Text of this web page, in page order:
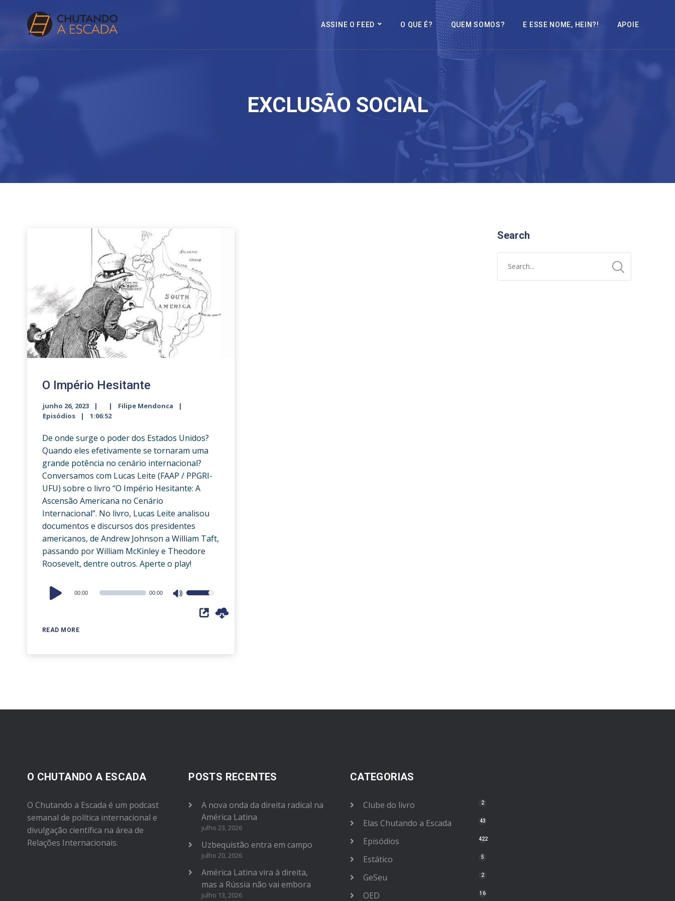
ASSINE O FEED O QUE É? QUEM SOMOS? E ESSE NOME, HEIN?! APOIE
EXCLUSÃO SOCIAL
O Império Hesitante
junho 26, 2023
Filipe Mendonca
Episódios
1:06:52
De onde surge o poder dos Estados Unidos?
Quando eles efetivamente se tornaram uma
grande potência no cenário internacional?
Conversamos com Lucas Leite (FAAP / PPGRI-
UFU) sobre o livro “O Império Hesitante: A
Ascensão Americana no Cenário
Internacional”. No livro, Lucas Leite analisou
documentos e discursos dos presidentes
americanos, de Andrew Johnson a William Taft,
passando por William McKinley e Theodore
Roosevelt, dentre outros. Aperte o play!
READ MORE
Audio
Player
00:00 00:00
Use
Up/Down
Search
O CHUTANDO A ESCADA
O Chutando a Escada é um podcast
semanal de política internacional e
divulgação científica na área de
Relações Internacionais.
POSTS RECENTES
A nova onda da direita radical na
América Latina
julho 23, 2026
Uzbequistão entra em campo
julho 20, 2026
América Latina vira à direita,
mas a Rússia não vai embora
julho 13, 2026
CATEGORIAS
Clube do livro 2
Elas Chutando a Escada 43
Episódios 422
Estático 5
GeSeu 2
OED 16